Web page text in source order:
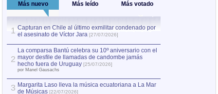
Más nuevo Más leído Más votado
1 Capturan en Chile al último exmilitar condenado por
el asesinato de Víctor Jara [27/07/2026]
2
La comparsa Bantú celebra su 10º aniversario con el
mayor desfile de llamadas de candombe jamás
hecho fuera de Uruguay [25/07/2026]
por Manel Gausachs
3 Margarita Laso lleva la música ecuatoriana a La Mar
de Músicas [22/07/2026]